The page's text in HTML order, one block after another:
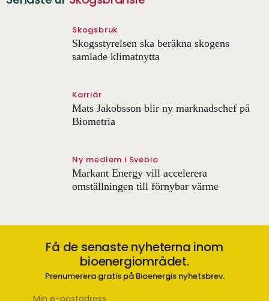
Skogsbruk
Skogsstyrelsen ska beräkna skogens
samlade klimatnytta
Karriär
Mats Jakobsson blir ny marknadschef på
Biometria
Ny medlem i Svebio
Markant Energy vill accelerera
omställningen till förnybar värme
Få de senaste nyheterna inom
bioenergiområdet.
Prenumerera gratis på Bioenergis nyhetsbrev.